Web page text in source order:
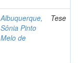
Albuquerque,
Sônia Pinto
Melo de
Tese